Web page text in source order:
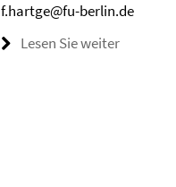
f.hartge@fu-berlin.de
Lesen Sie weiter